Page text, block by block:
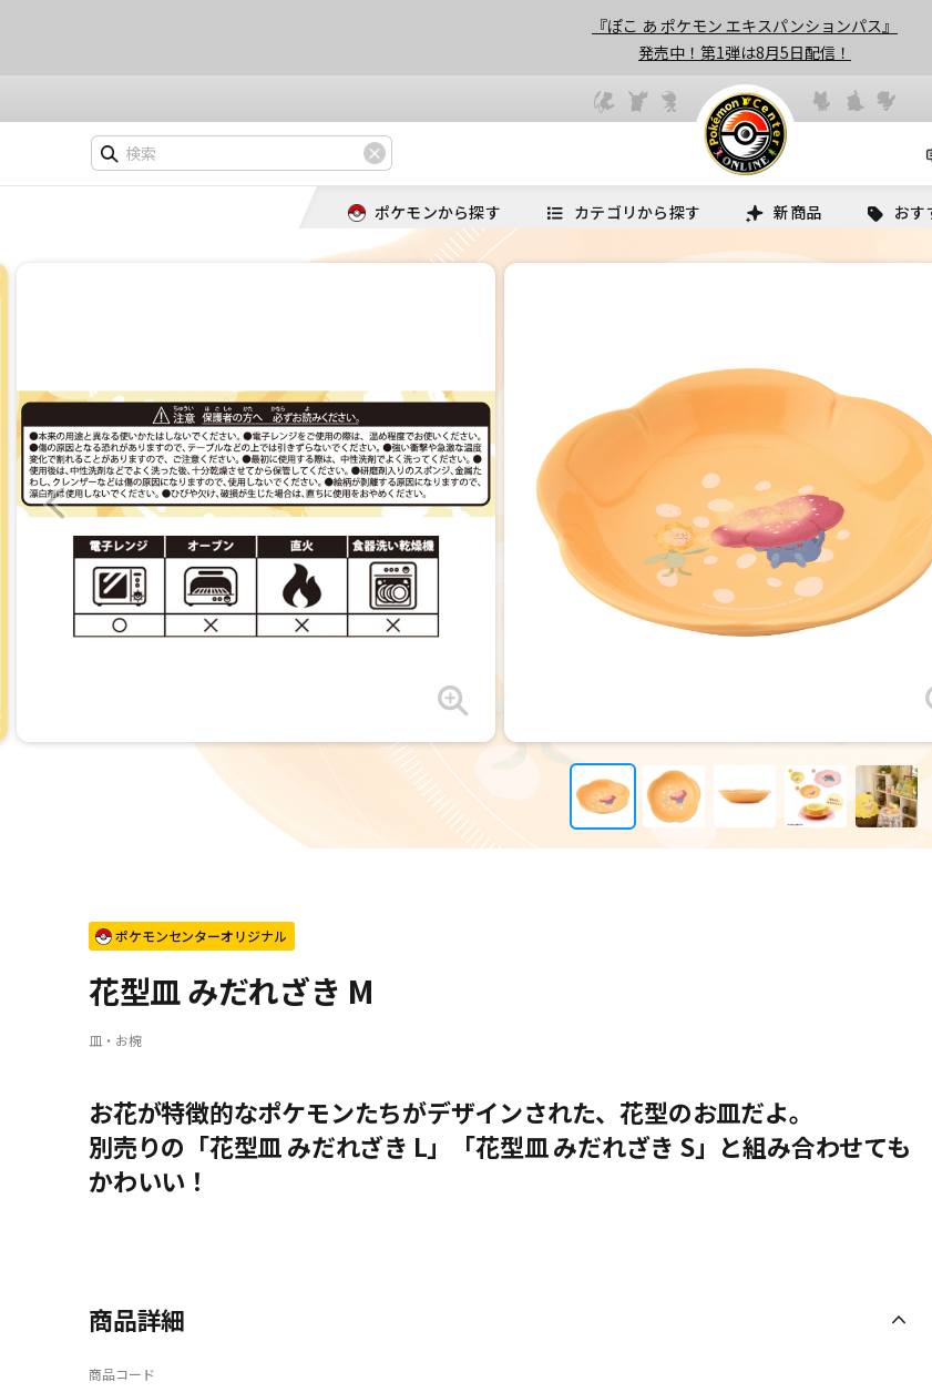
『ぽこ あ ポケモン エキスパンションパス』
発売中！第1弾は8月5日配信！
ポケモンから探す カテゴリから探す 新商品 おす
ポケモンセンターオリジナル
花型皿 みだれざき M
皿・お椀
お花が特徴的なポケモンたちがデザインされた、花型のお皿だよ。
別売りの「花型皿 みだれざき L」「花型皿 みだれざき S」と組み合わせても
かわいい！
商品詳細
商品コード